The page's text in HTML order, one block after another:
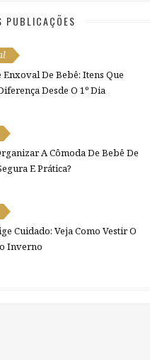
PUBLICAÇÕES
Enxoval De Bebê: Itens Que
Desde O 1º Dia
A Cômoda De Bebê De
E Prática?
Cuidado: Veja Como Vestir O
Inverno